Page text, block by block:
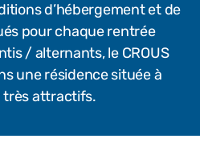
d’hébergement et de
pour chaque rentrée
/ alternants, le CROUS
une résidence située à
très attractifs.